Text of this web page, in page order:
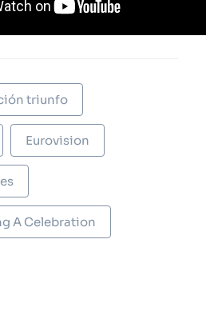
triunfo
Eurovision
A Celebration